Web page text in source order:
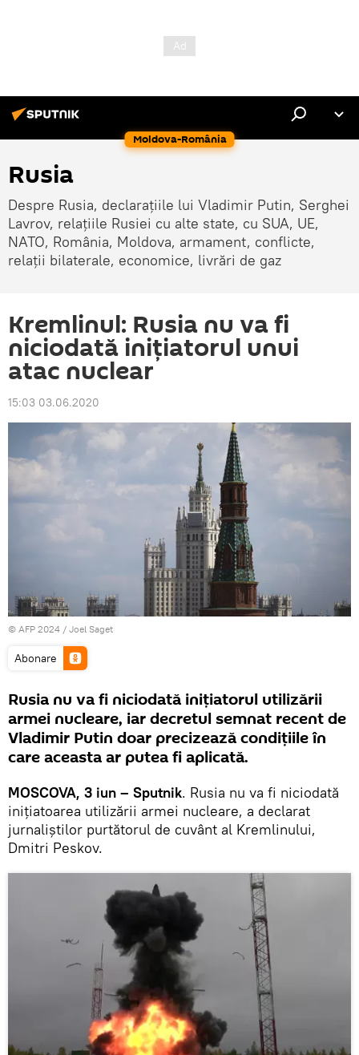
Moldova-România
Rusia
Despre Rusia, declarațiile lui Vladimir Putin, Serghei
Lavrov, relațiile Rusiei cu alte state, cu SUA, UE,
NATO, România, Moldova, armament, conflicte,
relații bilaterale, economice, livrări de gaz
Kremlinul: Rusia nu va fi
niciodată inițiatorul unui
atac nuclear
15:03 03.06.2020
© AFP 2024 / Joel Saget
Abonare
Rusia nu va fi niciodată inițiatorul utilizării
armei nucleare, iar decretul semnat recent de
Vladimir Putin doar precizează condițiile în
care aceasta ar putea fi aplicată.
MOSCOVA, 3 iun – Sputnik. Rusia nu va fi niciodată
inițiatoarea utilizării armei nucleare, a declarat
jurnaliștilor purtătorul de cuvânt al Kremlinului,
Dmitri Peskov.